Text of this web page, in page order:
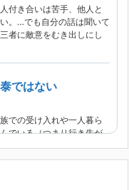
付き合いは苦手、他人と
。…でも自分の話は聞いて
者に敵意をむき出しにし
ではない
での受け入れや一人暮ら
でいる（つまり行き先が